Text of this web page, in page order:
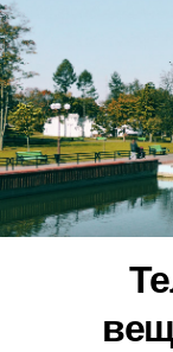
Перейти
к
содержанию